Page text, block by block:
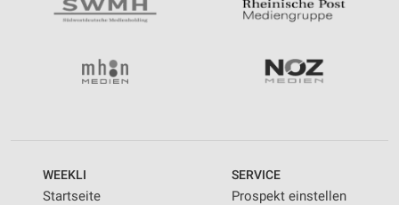
WEEKLI
Startseite
SERVICE
Prospekt einstellen